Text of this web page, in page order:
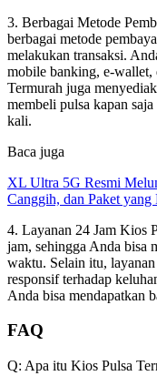
3. Berbagai Metode
berbagai metode
melakukan transaksi.
mobile banking, e-
Termurah juga
membeli pulsa kapan
kali.
Baca juga
XL Ultra 5G Resmi
Canggih, dan Paket
4. Layanan 24 Jam Kios
jam, sehingga Anda bisa
waktu. Selain itu,
responsif terhadap
Anda bisa mendapatkan
FAQ
Q: Apa itu Kios Pulsa